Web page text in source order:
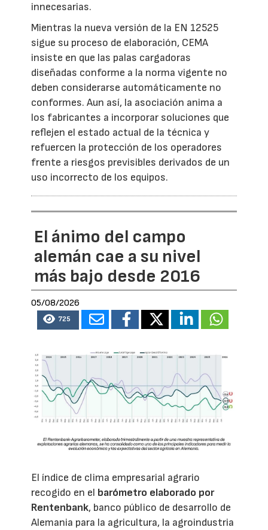
innecesarias.
Mientras la nueva versión de la EN 12525
sigue su proceso de elaboración, CEMA
insiste en que las palas cargadoras
diseñadas conforme a la norma vigente no
deben considerarse automáticamente no
conformes. Aun así, la asociación anima a
los fabricantes a incorporar soluciones que
reflejen el estado actual de la técnica y
refuercen la protección de los operadores
frente a riesgos previsibles derivados de un
uso incorrecto de los equipos.
El ánimo del campo
alemán cae a su nivel
más bajo desde 2016
05/08/2026
725
El índice de clima empresarial agrario
recogido en el barómetro elaborado por
Rentenbank, banco público de desarrollo de
Alemania para la agricultura, la agroindustria